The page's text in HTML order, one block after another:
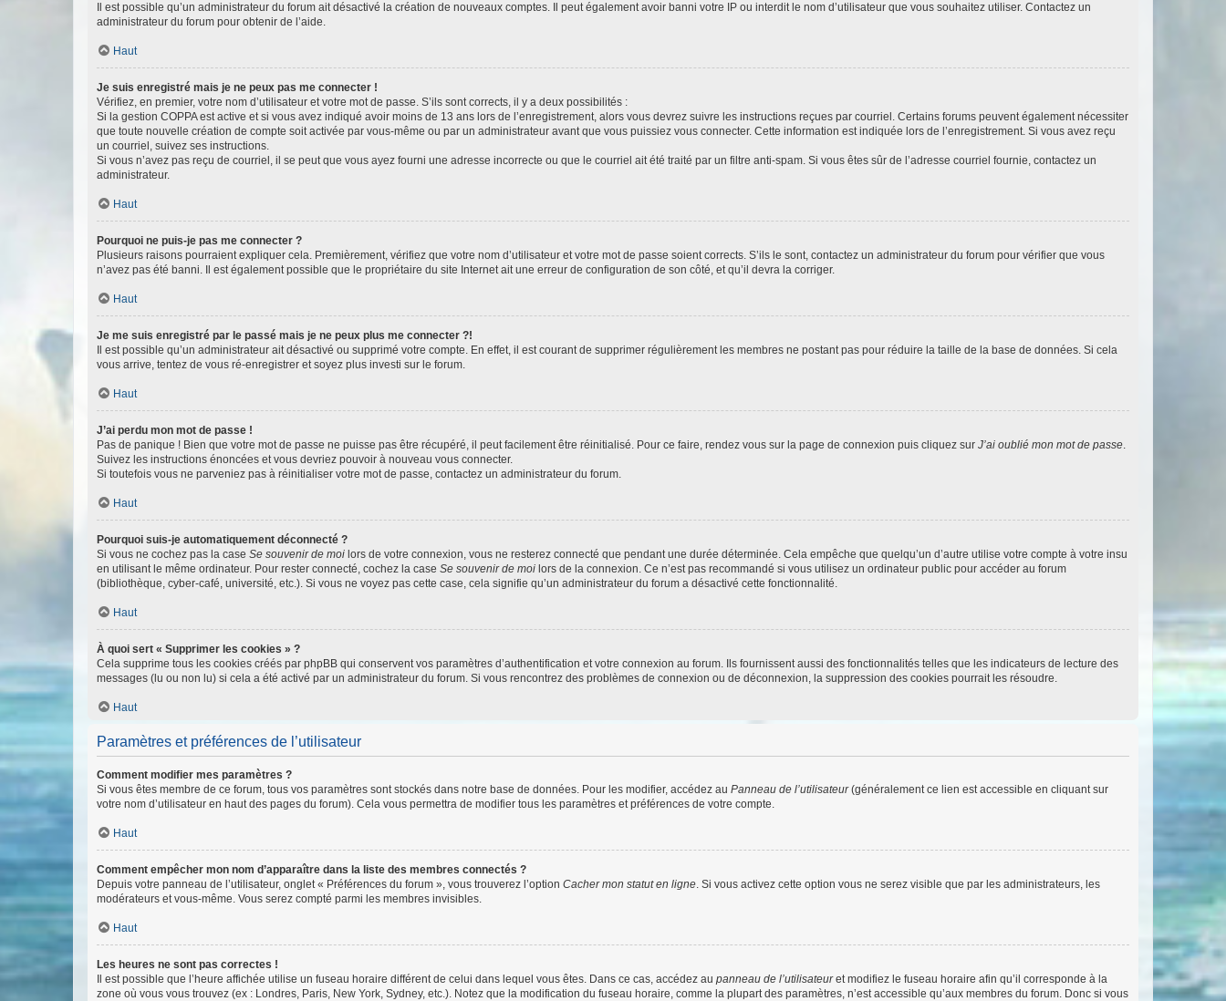
Il est possible qu’un administrateur du forum ait désactivé la création de nouveaux comptes. Il peut également avoir banni votre IP ou interdit le nom d’utilisateur que vous souhaitez utiliser. Contactez un
administrateur du forum pour obtenir de l’aide.
Haut
Je suis enregistré mais je ne peux pas me connecter !
Vérifiez, en premier, votre nom d’utilisateur et votre mot de passe. S’ils sont corrects, il y a deux possibilités :
Si la gestion COPPA est active et si vous avez indiqué avoir moins de 13 ans lors de l’enregistrement, alors vous devrez suivre les instructions reçues par courriel. Certains forums peuvent également nécessiter
que toute nouvelle création de compte soit activée par vous-même ou par un administrateur avant que vous puissiez vous connecter. Cette information est indiquée lors de l’enregistrement. Si vous avez reçu
un courriel, suivez ses instructions.
Si vous n’avez pas reçu de courriel, il se peut que vous ayez fourni une adresse incorrecte ou que le courriel ait été traité par un filtre anti-spam. Si vous êtes sûr de l’adresse courriel fournie, contactez un
administrateur.
Haut
Pourquoi ne puis-je pas me connecter ?
Plusieurs raisons pourraient expliquer cela. Premièrement, vérifiez que votre nom d’utilisateur et votre mot de passe soient corrects. S’ils le sont, contactez un administrateur du forum pour vérifier que vous
n’avez pas été banni. Il est également possible que le propriétaire du site Internet ait une erreur de configuration de son côté, et qu’il devra la corriger.
Haut
Je me suis enregistré par le passé mais je ne peux plus me connecter ?!
Il est possible qu’un administrateur ait désactivé ou supprimé votre compte. En effet, il est courant de supprimer régulièrement les membres ne postant pas pour réduire la taille de la base de données. Si cela
vous arrive, tentez de vous ré-enregistrer et soyez plus investi sur le forum.
Haut
J’ai perdu mon mot de passe !
Pas de panique ! Bien que votre mot de passe ne puisse pas être récupéré, il peut facilement être réinitialisé. Pour ce faire, rendez vous sur la page de connexion puis cliquez sur J’ai oublié mon mot de passe.
Suivez les instructions énoncées et vous devriez pouvoir à nouveau vous connecter.
Si toutefois vous ne parveniez pas à réinitialiser votre mot de passe, contactez un administrateur du forum.
Haut
Pourquoi suis-je automatiquement déconnecté ?
Si vous ne cochez pas la case Se souvenir de moi lors de votre connexion, vous ne resterez connecté que pendant une durée déterminée. Cela empêche que quelqu’un d’autre utilise votre compte à votre insu
en utilisant le même ordinateur. Pour rester connecté, cochez la case Se souvenir de moi lors de la connexion. Ce n’est pas recommandé si vous utilisez un ordinateur public pour accéder au forum
(bibliothèque, cyber-café, université, etc.). Si vous ne voyez pas cette case, cela signifie qu’un administrateur du forum a désactivé cette fonctionnalité.
Haut
À quoi sert « Supprimer les cookies » ?
Cela supprime tous les cookies créés par phpBB qui conservent vos paramètres d’authentification et votre connexion au forum. Ils fournissent aussi des fonctionnalités telles que les indicateurs de lecture des
messages (lu ou non lu) si cela a été activé par un administrateur du forum. Si vous rencontrez des problèmes de connexion ou de déconnexion, la suppression des cookies pourrait les résoudre.
Haut
Paramètres et préférences de l’utilisateur
Comment modifier mes paramètres ?
Si vous êtes membre de ce forum, tous vos paramètres sont stockés dans notre base de données. Pour les modifier, accédez au Panneau de l’utilisateur(généralement ce lien est accessible en cliquant sur
votre nom d’utilisateur en haut des pages du forum). Cela vous permettra de modifier tous les paramètres et préférences de votre compte.
Haut
Comment empêcher mon nom d’apparaître dans la liste des membres connectés ?
Depuis votre panneau de l’utilisateur, onglet « Préférences du forum », vous trouverez l’option Cacher mon statut en ligne. Si vous activez cette option vous ne serez visible que par les administrateurs, les
modérateurs et vous-même. Vous serez compté parmi les membres invisibles.
Haut
Les heures ne sont pas correctes !
Il est possible que l’heure affichée utilise un fuseau horaire différent de celui dans lequel vous êtes. Dans ce cas, accédez au panneau de l’utilisateuret modifiez le fuseau horaire afin qu’il corresponde à la
zone où vous vous trouvez (ex : Londres, Paris, New York, Sydney, etc.). Notez que la modification du fuseau horaire, comme la plupart des paramètres, n’est accessible qu’aux membres du forum. Donc si vous